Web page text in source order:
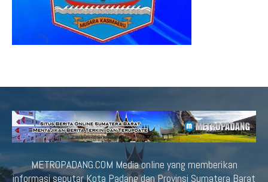
METROPADANG.COM Media online yang memberikan
informasi seputar Kota Padang dan Provinsi Sumatera Barat